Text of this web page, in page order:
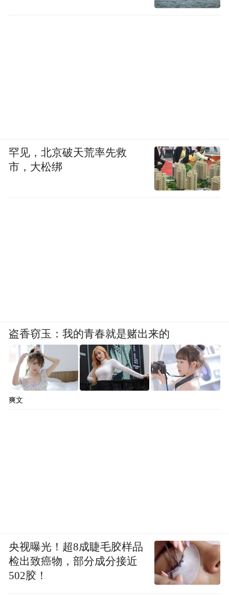
罕见，北京破天荒率先救
市，大松绑
盗香窃玉：我的青春就是赌出来的
爽文
央视曝光！超8成睫毛胶样品
检出致癌物，部分成分接近
502胶！